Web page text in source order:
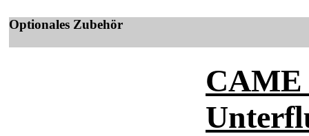
Optionales Zubehör